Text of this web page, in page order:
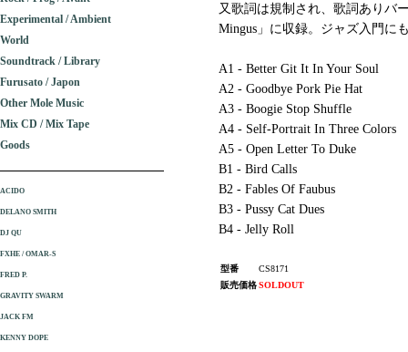
又歌詞は規制され、歌詞ありバー
Mingus」に収録。ジャズ入門に
A1 - Better Git It In Your Soul
A2 - Goodbye Pork Pie Hat
A3 - Boogie Stop Shuffle
A4 - Self-Portrait In Three Colors
A5 - Open Letter To Duke
B1 - Bird Calls
B2 - Fables Of Faubus
B3 - Pussy Cat Dues
B4 - Jelly Roll
型番
CS8171
販売価格SOLDOUT
Experimental / Ambient
World
Soundtrack / Library
Furusato / Japon
Other Mole Music
Mix CD / Mix Tape
Goods
ACIDO
DELANO SMITH
DJ QU
FXHE / OMAR-S
FRED P.
GRAVITY SWARM
JACK FM
KENNY DOPE